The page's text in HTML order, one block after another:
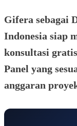
Gifera sebagai
Indonesia siap
konsultasi
Panel yang
anggaran